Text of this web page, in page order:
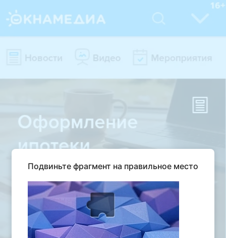
Подвиньте фрагмент на правильное место